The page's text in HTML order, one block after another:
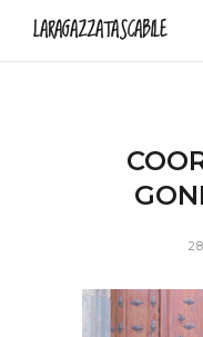
LARAGAZZATASCABILE